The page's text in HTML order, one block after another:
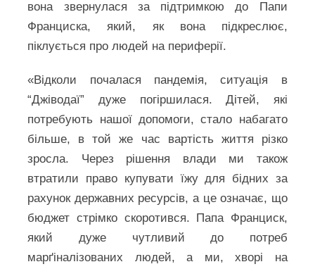
вона звернулася за підтримкою до Папи
Франциска, який, як вона підкреслює,
піклується про людей на периферії.
«Відколи почалася пандемія, ситуація в
“Джіводаї” дуже погіршилася. Дітей, які
потребують нашої допомоги, стало набагато
більше, в той же час вартість життя різко
зросла. Через рішення влади ми також
втратили право купувати їжу для бідних за
рахунок державних ресурсів, а це означає, що
бюджет стрімко скоротився. Папа Франциск,
який дуже чутливий до потреб
марґіналізованих людей, а ми, хворі на